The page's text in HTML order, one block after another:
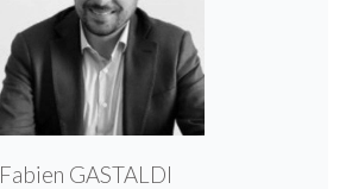
Fabien GASTALDI